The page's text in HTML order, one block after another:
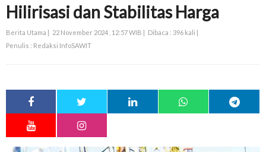
Hilirisasi dan Stabilitas Harga
Berita Utama | 22 November 2024 , 12:57 WIB | Dibaca : 396 kali |
Penulis : Redaksi InfoSAWIT